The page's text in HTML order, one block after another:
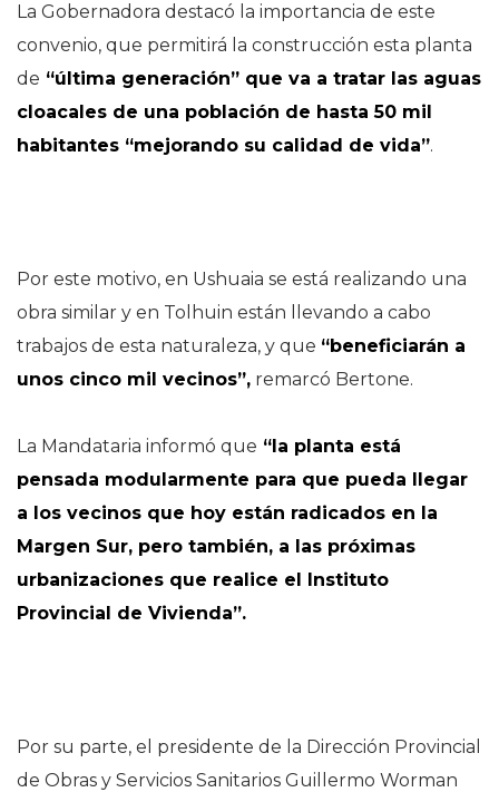
La Gobernadora destacó la importancia de este
convenio, que permitirá la construcción esta planta
de “última generación” que va a tratar las aguas
cloacales de una población de hasta 50 mil
habitantes “mejorando su calidad de vida”.
Por este motivo, en Ushuaia se está realizando una
obra similar y en Tolhuin están llevando a cabo
trabajos de esta naturaleza, y que “beneficiarán a
unos cinco mil vecinos”, remarcó Bertone.
La Mandataria informó que “la planta está
pensada modularmente para que pueda llegar
a los vecinos que hoy están radicados en la
Margen Sur, pero también, a las próximas
urbanizaciones que realice el Instituto
Provincial de Vivienda”.
Por su parte, el presidente de la Dirección Provincial
de Obras y Servicios Sanitarios Guillermo Worman